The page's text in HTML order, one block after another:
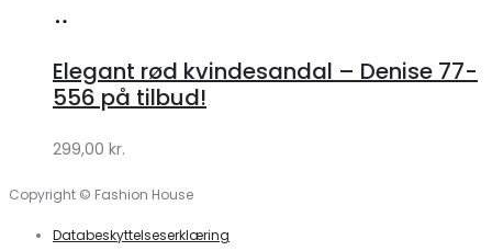
Klædeskabet.dk
Elegant rød kvindesandal – Denise 77-
556 på tilbud!
299,00 kr.
Copyright © Fashion House
Databeskyttelseserklæring